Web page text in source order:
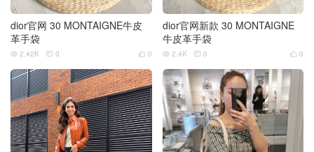
dior官网 30 MONTAIGNE牛皮
革手袋
 0
 2.42K  0
dior官网新款 30 MONTAIGNE
牛皮革手袋
 0
 2.4K  0